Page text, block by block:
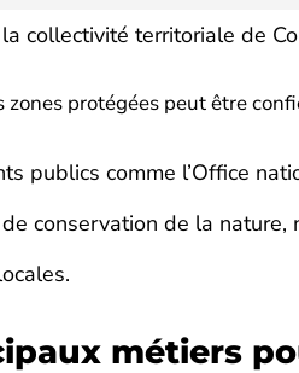
collectivité territoriale de
zones protégées peut être
publics comme l’Office
conservation de la nature,
métiers